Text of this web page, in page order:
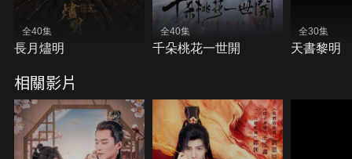
全40集
長月燼明
全40集
千朵桃花一世開
全30集
天書黎明
相關影片